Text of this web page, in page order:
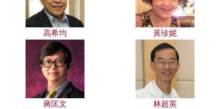
高希均 黃珍妮
蔣匡文 林超英